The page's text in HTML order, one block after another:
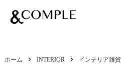
ホーム INTERIOR インテリア雑貨